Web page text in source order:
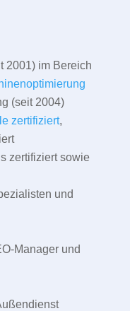
2001) im Bereich
(seit 2004)
zertifiziert,
zertifiziert sowie
und
Manager und